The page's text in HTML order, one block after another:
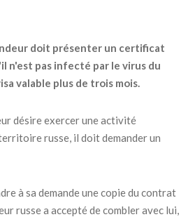
doit présenter un certificat
n'est pas infecté par le virus du
valable plus de trois mois.
désire exercer une activité
russe, il doit demander un
à sa demande une copie du contrat
russe a accepté de combler avec lui,